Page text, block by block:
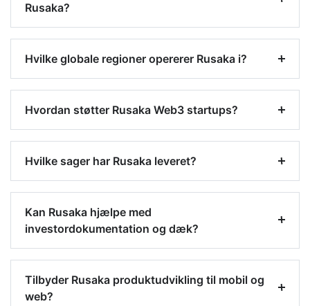
Rusaka?
Hvilke globale regioner opererer Rusaka i?
Hvordan støtter Rusaka Web3 startups?
Hvilke sager har Rusaka leveret?
Kan Rusaka hjælpe med
investordokumentation og dæk?
Tilbyder Rusaka produktudvikling til mobil og
web?